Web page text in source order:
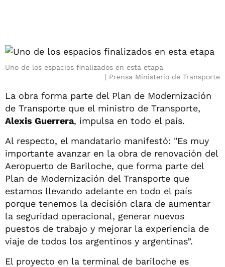
Uno de los espacios finalizados en esta etapa
Prensa Ministerio de Transporte
La obra forma parte del Plan de Modernización
de Transporte que el ministro de Transporte,
Alexis Guerrera, impulsa en todo el país.
Al respecto, el mandatario manifestó: "Es muy
importante avanzar en la obra de renovación del
Aeropuerto de Bariloche, que forma parte del
Plan de Modernización del Transporte que
estamos llevando adelante en todo el país
porque tenemos la decisión clara de aumentar
la seguridad operacional, generar nuevos
puestos de trabajo y mejorar la experiencia de
viaje de todos los argentinos y argentinas”.
El proyecto en la terminal de bariloche es